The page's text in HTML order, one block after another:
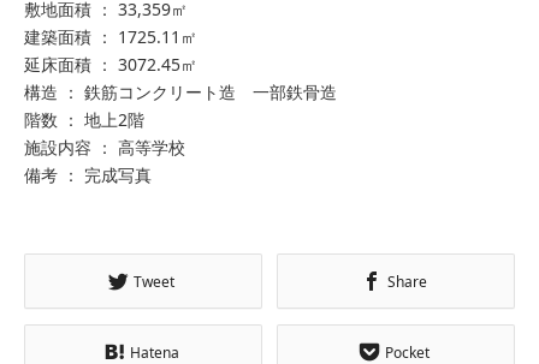
敷地面積 ： 33,359㎡
建築面積 ： 1725.11㎡
延床面積 ： 3072.45㎡
構造 ： 鉄筋コンクリート造 一部鉄骨造
階数 ： 地上2階
施設内容 ： 高等学校
備考 ： 完成写真
Tweet Share
Hatena Pocket